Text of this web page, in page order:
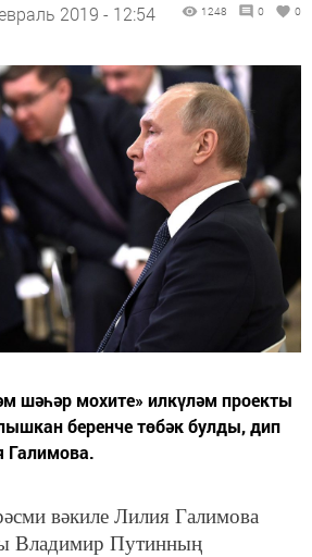
2019 - 12:54 1248 0 0
шәһәр мохите» илкүләм проекты
беренче төбәк булды, дип
Галимова.
вәкиле Лилия Галимова
Владимир Путинның